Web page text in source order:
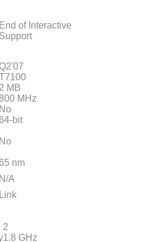
End of Interactive
Support
2 MB
MHz
No
64-bit
No
65 nm
N/A
Link
2
1.8 GHz